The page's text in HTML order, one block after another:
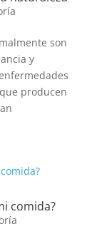
son
y
producen
comida?